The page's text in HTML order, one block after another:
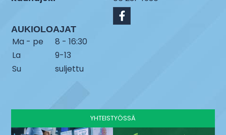
AUKIOLOAJAT
Ma - pe
8 - 16:30
La
9-13
Su
suljettu
YHTEISTYÖSSÄ